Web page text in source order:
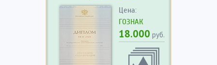
Цена:
ГОЗНАК
18.000 руб.